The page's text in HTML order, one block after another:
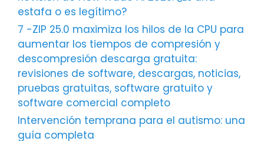
estafa o es legítimo?
7 -ZIP 25.0 maximiza los hilos de la CPU para
aumentar los tiempos de compresión y
descompresión descarga gratuita:
revisiones de software, descargas, noticias,
pruebas gratuitas, software gratuito y
software comercial completo
Intervención temprana para el autismo: una
guía completa